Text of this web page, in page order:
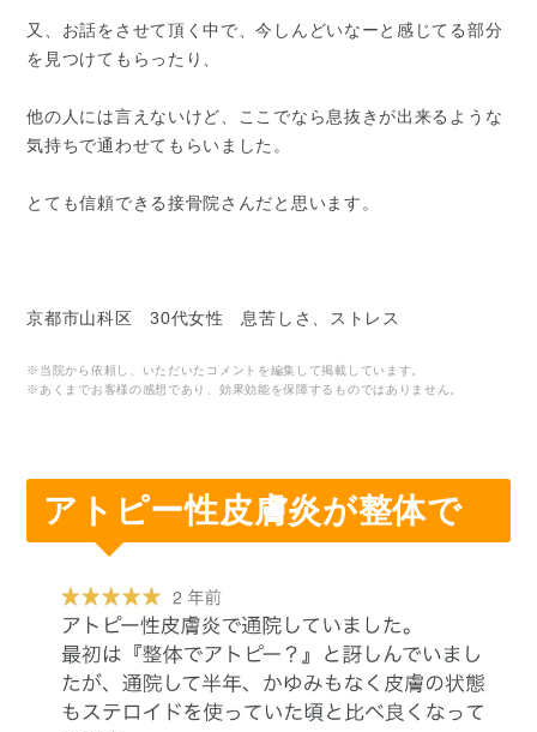
又、お話をさせて頂く中で、今しんどいなーと感じてる部分
を見つけてもらったり、
他の人には言えないけど、ここでなら息抜きが出来るような
気持ちで通わせてもらいました。
とても信頼できる接骨院さんだと思います。
京都市山科区 30代女性 息苦しさ、ストレス
※当院から依頼し、いただいたコメントを編集して掲載しています。
※あくまでお客様の感想であり、効果効能を保障するものではありません。
アトピー性皮膚炎が整体で